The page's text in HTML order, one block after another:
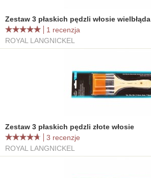
Zestaw 3 płaskich pędzli włosie wielbłąda
1 recenzja
ROYAL LANGNICKEL
Zestaw 3 płaskich pędzli złote włosie
3 recenzje
ROYAL LANGNICKEL